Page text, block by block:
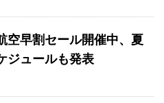
空早割セール開催中、夏
ジュールも発表